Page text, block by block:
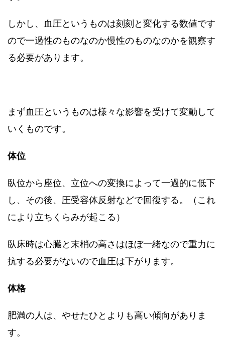
しかし、血圧というものは刻刻と変化する数値です
ので一過性のものなのか慢性のものなのかを観察す
る必要があります。
まず血圧というものは様々な影響を受けて変動して
いくものです。
体位
臥位から座位、立位への変換によって一過的に低下
し、その後、圧受容体反射などで回復する。（これ
により立ちくらみが起こる）
臥床時は心臓と末梢の高さはほぼ一緒なので重力に
抗する必要がないので血圧は下がります。
体格
肥満の人は、やせたひとよりも高い傾向がありま
す。